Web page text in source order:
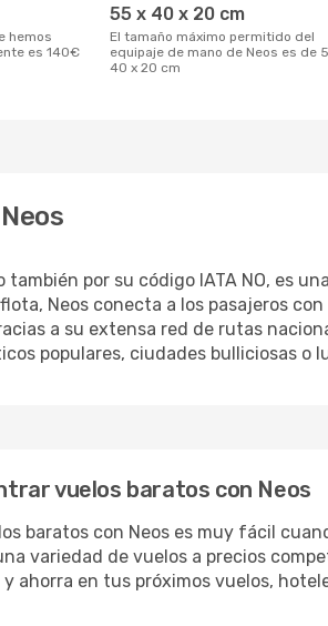
es 140€
55 x 40 x 20 cm
El tamaño máximo permitido del
equipaje de mano de Neos es de
40 x 20 cm
también por su código IATA NO, es
Neos conecta a los pasajeros
a su extensa red de rutas
populares, ciudades bulliciosas o
vuelos baratos con Neos
baratos con Neos es muy fácil
variedad de vuelos a precios
y ahorra en tus próximos vuelos,